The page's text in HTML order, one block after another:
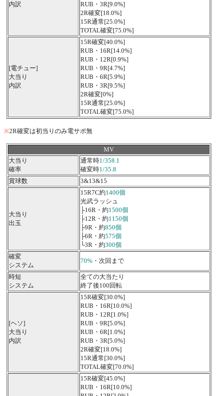
内訳
RUB・3R[9.0%]
2R確変[18.0%]
15R通常[25.0%]
TOTAL確変[75.0%]
[電チュー]
大当り
内訳
15R確変[40.0%]
RUB・16R[14.0%]
RUB・12R[0.9%]
RUB・9R[4.7%]
RUB・6R[5.9%]
RUB・3R[9.5%]
2R確変[0%]
15R通常[25.0%]
TOTAL確変[75.0%]
※2R確変は初当りのみ電サポ無
MV
大当り
確率
通常時1/358.1
確変時1/35.8
賞球数
3&13&15
大当り
出玉
15R7C約1400個
光武ラッシュ
├16R・約1500個
├12R・約1150個
├9R・約850個
├6R・約575個
└3R・約300個
確変
システム
70%・次回まで
時短
システム
全ての大当たり
終了後100回転
[ヘソ]
大当り
内訳
15R確変[30.0%]
RUB・16R[10.0%]
RUB・12R[1.0%]
RUB・9R[5.0%]
RUB・6R[1.0%]
RUB・3R[5.0%]
2R確変[18.0%]
15R通常[30.0%]
TOTAL確変[70.0%]
15R確変[45.0%]
RUB・16R[10.0%]